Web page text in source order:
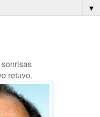
▼
retuvo.